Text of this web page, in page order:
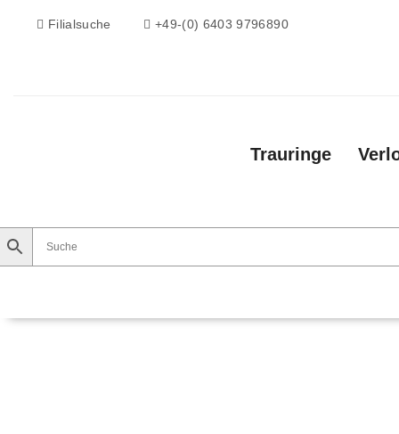
Filialsuche +49-(0) 6403 9796890
Trauringe